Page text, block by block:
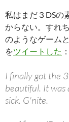
私はまだ３DSの
からない。すれ
のようなゲーム
をツイートした ：
I finally got the
beautiful. It was
sick. G'nite.